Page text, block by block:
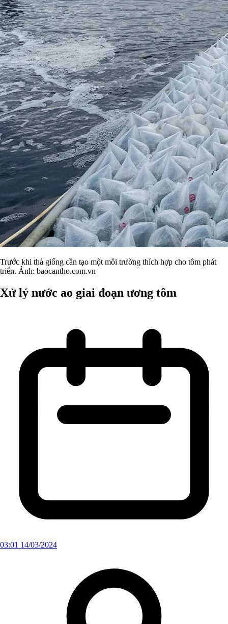
Trước khi thả giống cần tạo một môi trường thích hợp cho tôm phát
triển. Ảnh: baocantho.com.vn
Xử lý nước ao giai đoạn ương tôm
03:01 14/03/2024